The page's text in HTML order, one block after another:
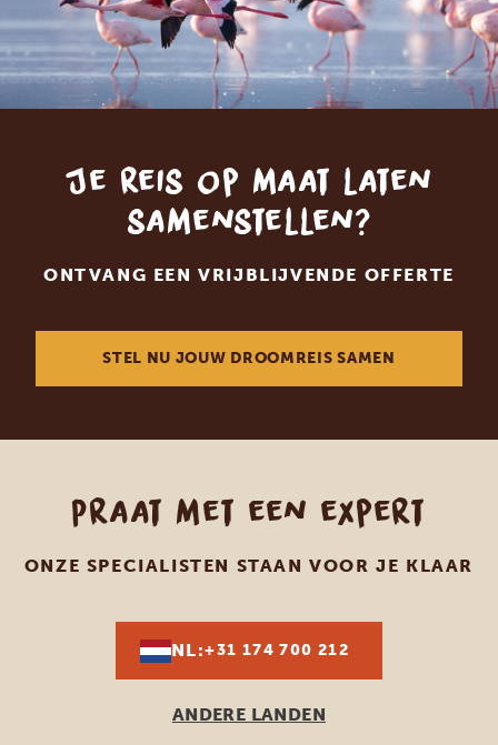
Je reis op maat laten
samenstellen?
ONTVANG EEN VRIJBLIJVENDE OFFERTE
STEL NU JOUW DROOMREIS SAMEN
Praat met een expert
ONZE SPECIALISTEN STAAN VOOR JE KLAAR
NL:+31 174 700 212
ANDERE LANDEN